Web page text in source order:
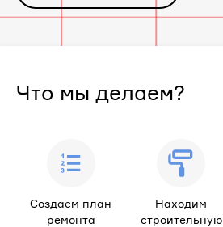
Что мы делаем?
Создаем план
ремонта
Находим
строительную